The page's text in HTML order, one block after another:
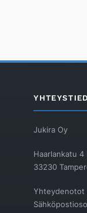
Jukira Oy
Haarlankatu 4
33230
Yhteydenotot